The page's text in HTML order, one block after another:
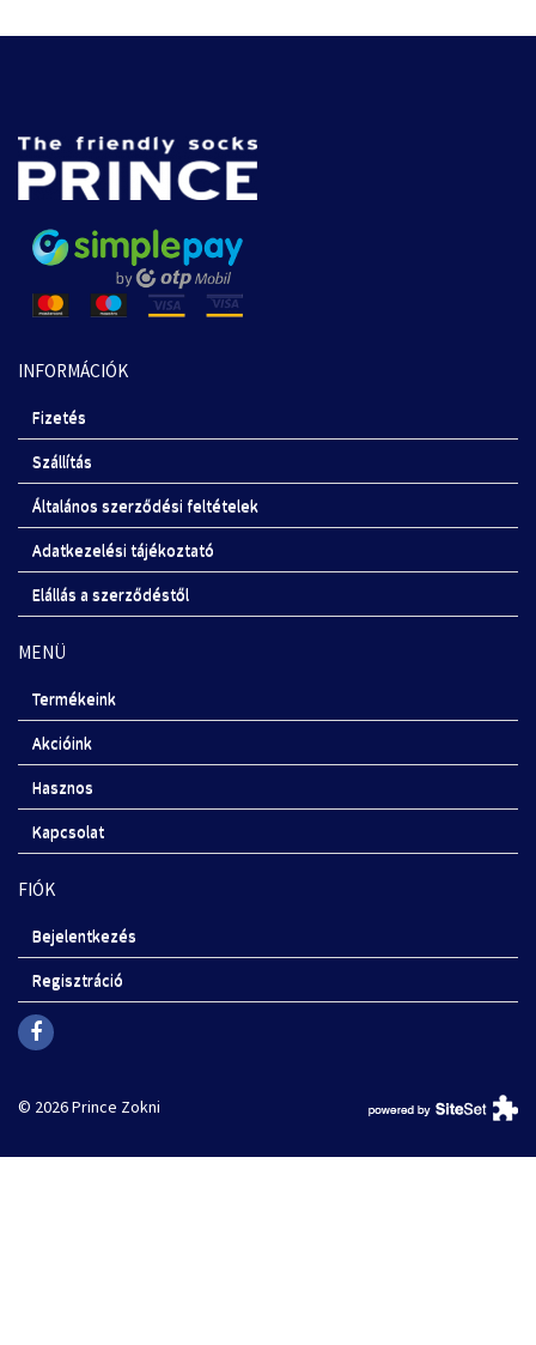
INFORMÁCIÓK
Fizetés
Szállítás
Általános szerződési feltételek
Adatkezelési tájékoztató
Elállás a szerződéstől
MENÜ
Termékeink
Akcióink
Hasznos
Kapcsolat
FIÓK
Bejelentkezés
Regisztráció
© 2026 Prince Zokni